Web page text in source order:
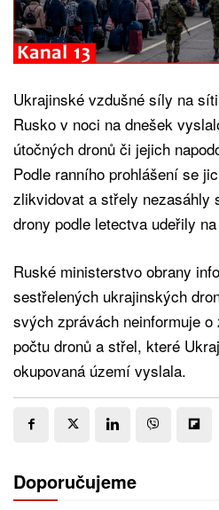
Ukrajinské vzdušné síly na síti
Rusko v noci na dnešek
útočných dronů či jejich
Podle ranního prohlášení se
zlikvidovat a střely nezasáhly
drony podle letectva udeřily
Ruské ministerstvo obrany
sestřelených ukrajinských
svých zprávách neinformuje
počtu dronů a střel, které
okupovaná území vyslala.
Doporučujeme